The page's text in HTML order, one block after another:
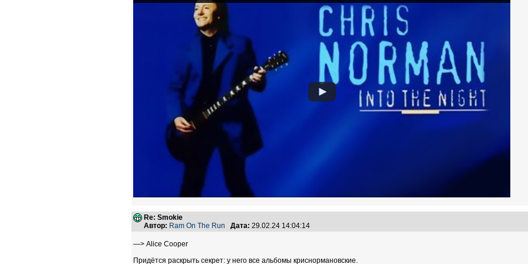
Re: Smokie
Автор: Ram On The Run Дата: 29.02.24 14:04:14
—> Аlice Cooper
Придётся раскрыть секрет: у него все альбомы криснормановские.